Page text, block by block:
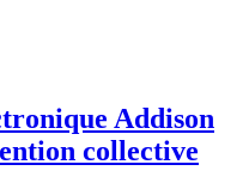
Addison
collective